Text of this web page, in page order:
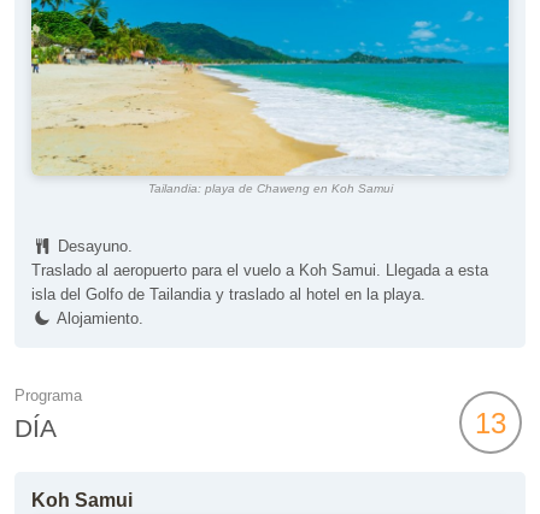
Tailandia: playa de Chaweng en Koh Samui
Desayuno.
Traslado al aeropuerto para el vuelo a Koh Samui. Llegada a esta
isla del Golfo de Tailandia y traslado al hotel en la playa.
Alojamiento.
Programa
DÍA 13
Koh Samui